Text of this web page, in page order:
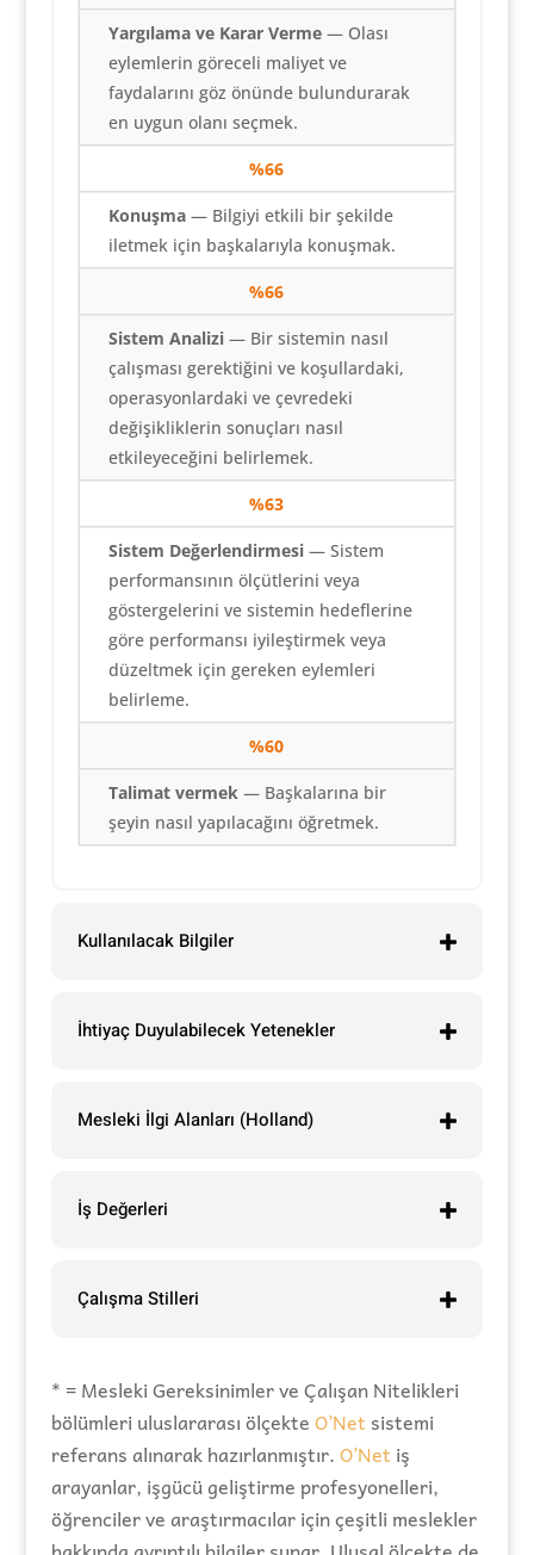
Yargılama ve Karar Verme— Olası
eylemlerin göreceli maliyet ve
faydalarını göz önünde bulundurarak
en uygun olanı seçmek.
%66
Konuşma— Bilgiyi etkili bir şekilde
iletmek için başkalarıyla konuşmak.
%66
Sistem Analizi— Bir sistemin nasıl
çalışması gerektiğini ve koşullardaki,
operasyonlardaki ve çevredeki
değişikliklerin sonuçları nasıl
etkileyeceğini belirlemek.
%63
Sistem Değerlendirmesi— Sistem
performansının ölçütlerini veya
göstergelerini ve sistemin hedeflerine
göre performansı iyileştirmek veya
düzeltmek için gereken eylemleri
belirleme.
%60
Talimat vermek— Başkalarına bir
şeyin nasıl yapılacağını öğretmek.
Kullanılacak Bilgiler
İhtiyaç Duyulabilecek Yetenekler
Mesleki İlgi Alanları (Holland)
İş Değerleri
Çalışma Stilleri
* = Mesleki Gereksinimler ve Çalışan Nitelikleri
bölümleri uluslararası ölçekteO’Net sistemi
referans alınarak hazırlanmıştır.O’Net iş
arayanlar, işgücü geliştirme profesyonelleri,
öğrenciler ve araştırmacılar için çeşitli meslekler